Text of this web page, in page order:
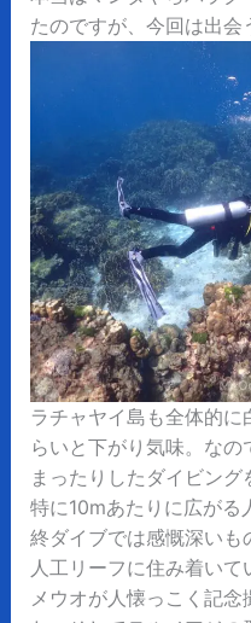
たのですが、今回は出会
ラチャヤイ島も全体的に
らいと下がり気味。な
まったりしたダイビング
特に10mあたりに広がる
終ダイブでは感慨深いも
人工リーフに住み着い
メウオが人懐っこく記